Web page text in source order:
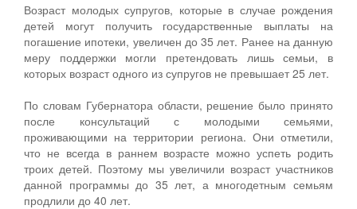
Возраст молодых супругов, которые в случае рождения
детей могут получить государственные выплаты на
погашение ипотеки, увеличен до 35 лет. Ранее на данную
меру поддержки могли претендовать лишь семьи, в
которых возраст одного из супругов не превышает 25 лет.
По словам Губернатора области, решение было принято
после консультаций с молодыми семьями,
проживающими на территории региона. Они отметили,
что не всегда в раннем возрасте можно успеть родить
троих детей. Поэтому мы увеличили возраст участников
данной программы до 35 лет, а многодетным семьям
продлили до 40 лет.